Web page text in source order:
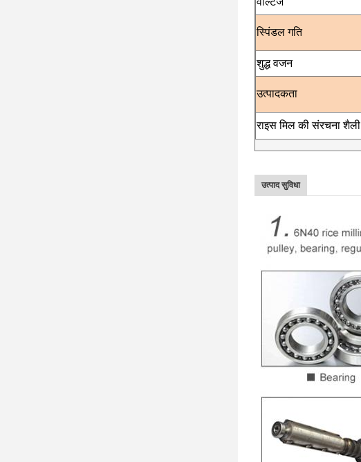
स्पिंडल गति
शुद्ध वजन
उत्पादकता
राइस मिल की संरचना शैली
उत्पाद सुविधा